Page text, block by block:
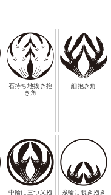
石持ち地抜き抱
き角
細抱き角
中輪に三つ又抱
糸輪に覗き抱き